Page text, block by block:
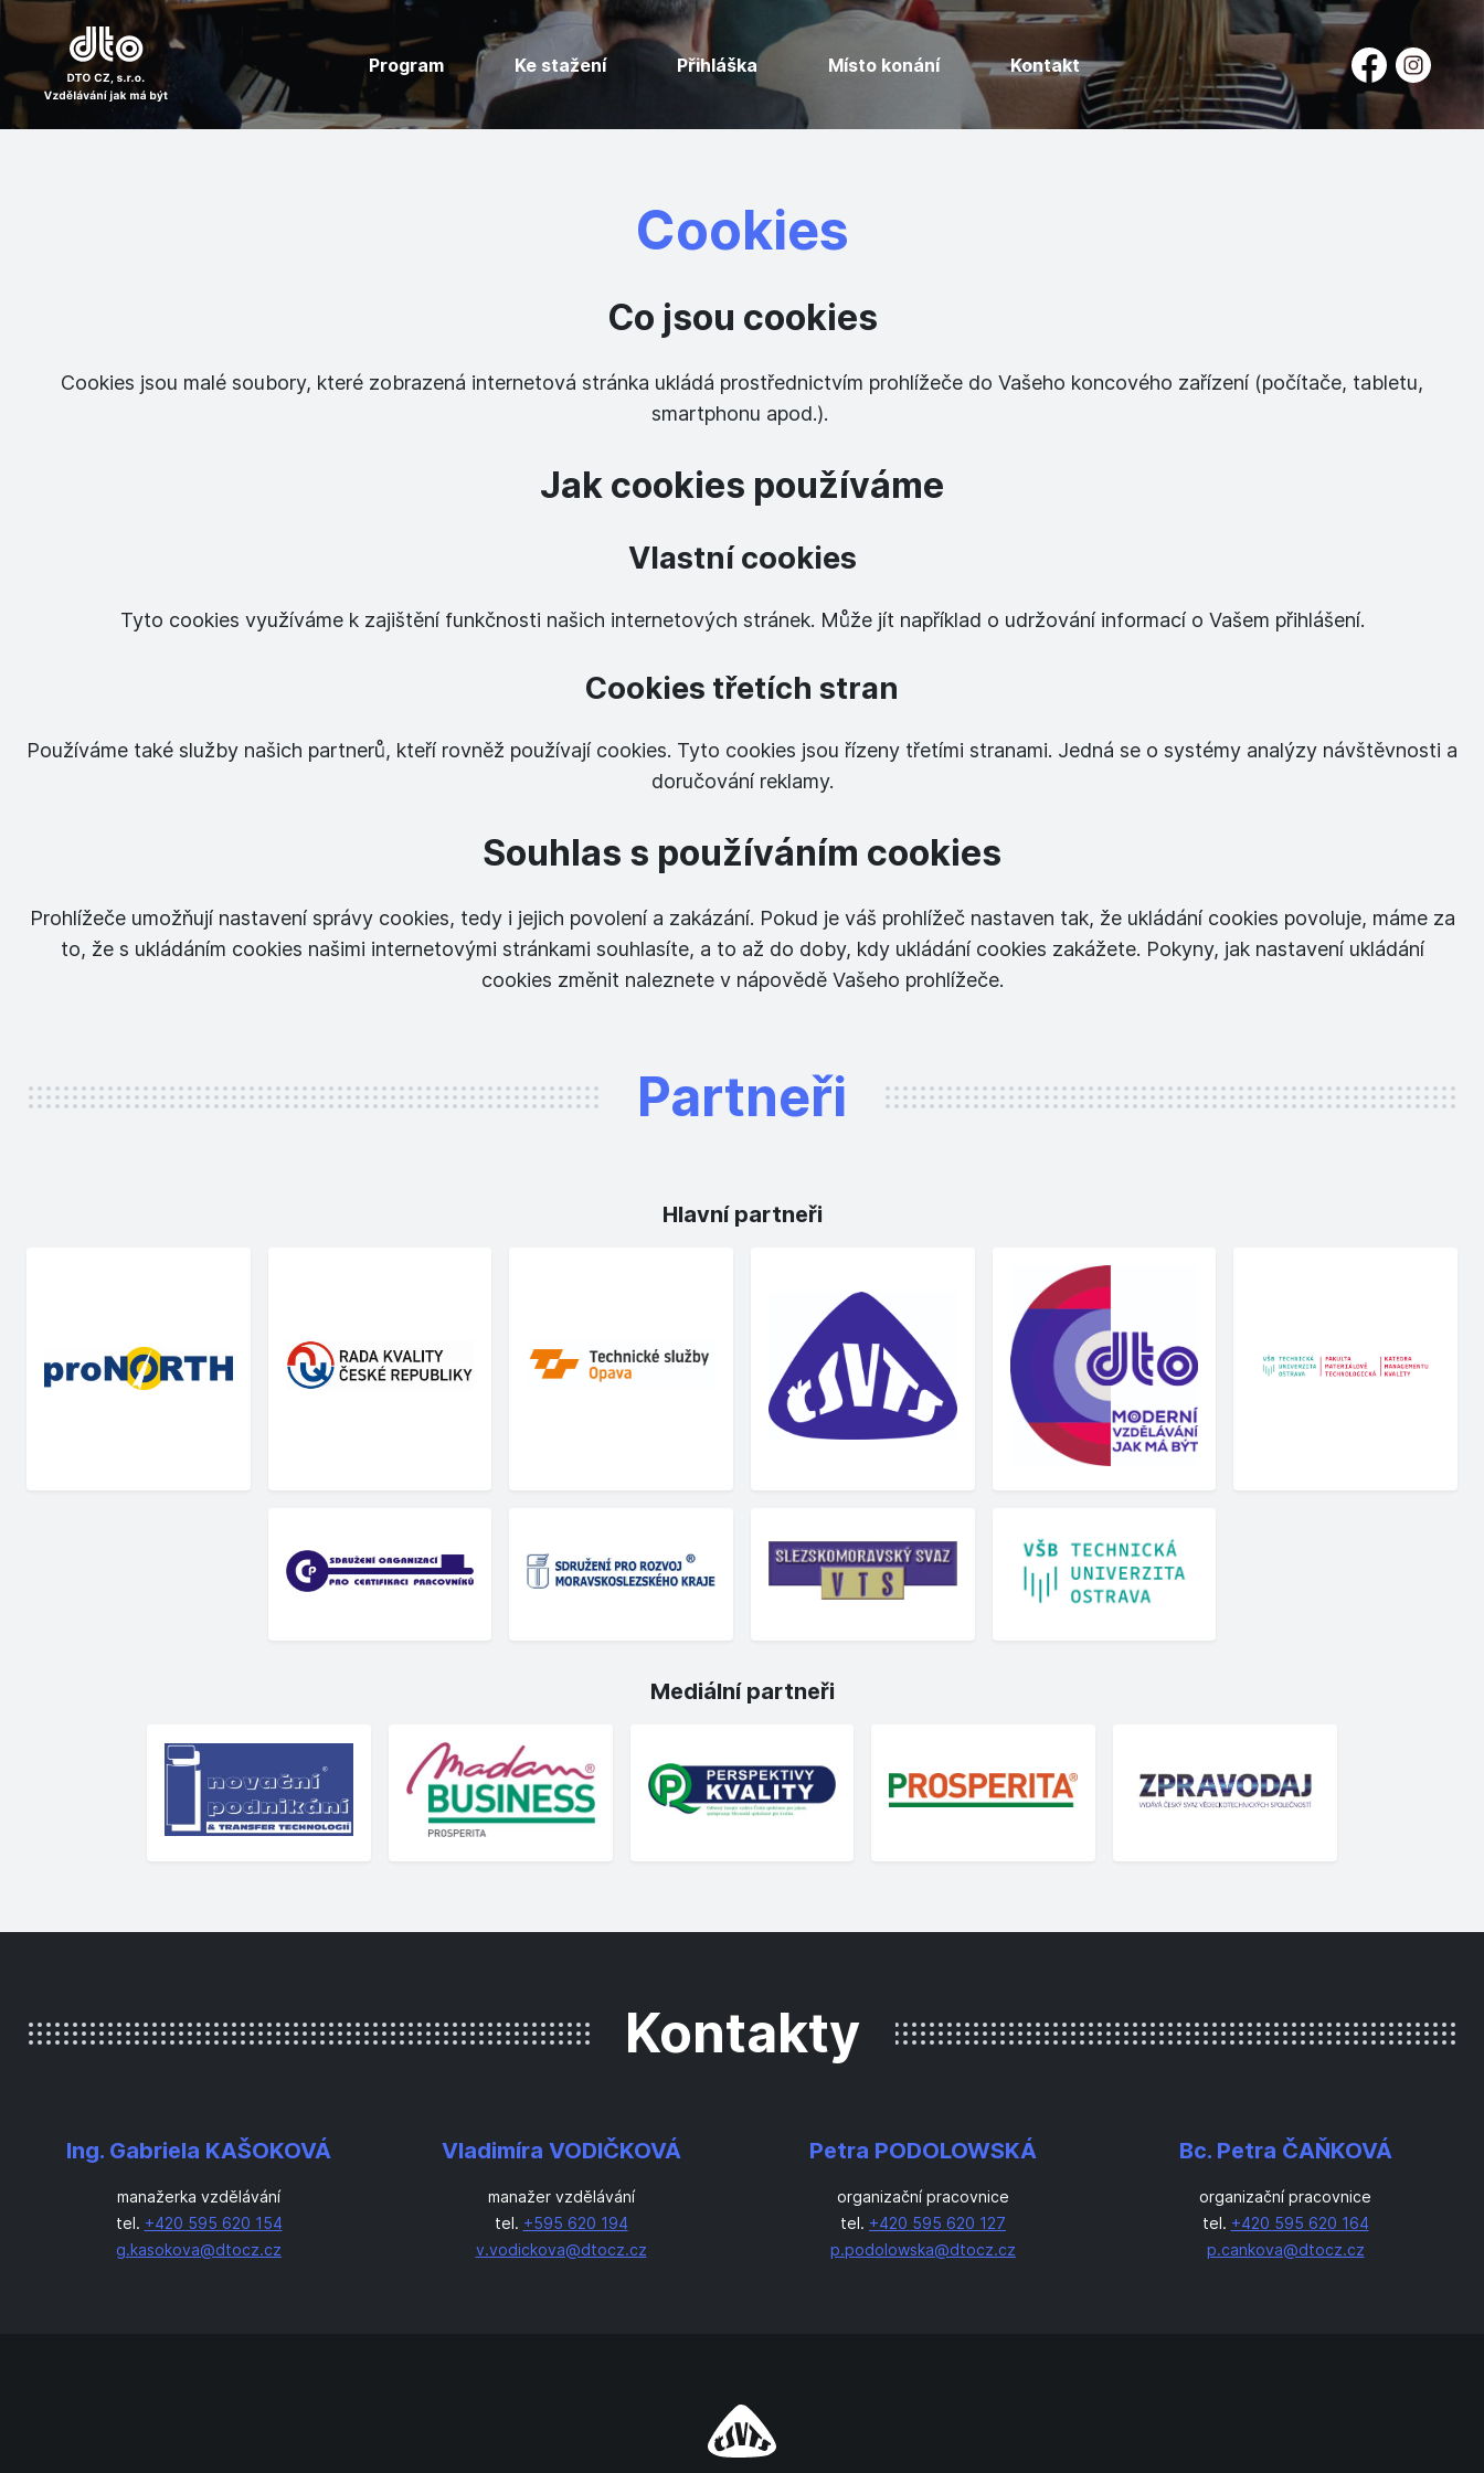
Program Ke stažení Přihláška Místo konání Kontakt
Cookies
Co jsou cookies
Cookies jsou malé soubory, které zobrazená internetová stránka ukládá prostřednictvím prohlížeče do Vašeho koncového zařízení (počítače, tabletu,
smartphonu apod.).
Jak cookies používáme
Vlastní cookies
Tyto cookies využíváme k zajištění funkčnosti našich internetových stránek. Může jít například o udržování informací o Vašem přihlášení.
Cookies třetích stran
Používáme také služby našich partnerů, kteří rovněž používají cookies. Tyto cookies jsou řízeny třetími stranami. Jedná se o systémy analýzy návštěvnosti a
doručování reklamy.
Souhlas s používáním cookies
Prohlížeče umožňují nastavení správy cookies, tedy i jejich povolení a zakázání. Pokud je váš prohlížeč nastaven tak, že ukládání cookies povoluje, máme za
to, že s ukládáním cookies našimi internetovými stránkami souhlasíte, a to až do doby, kdy ukládání cookies zakážete. Pokyny, jak nastavení ukládání
cookies změnit naleznete v nápovědě Vašeho prohlížeče.
Partneři
Hlavní partneři
Mediální partneři
Kontakty
Ing. Gabriela KAŠOKOVÁ
manažerka vzdělávání
tel. +420 595 620 154
g.kasokova@dtocz.cz
Vladimíra VODIČKOVÁ
manažer vzdělávání
tel. +595 620 194
v.vodickova@dtocz.cz
Petra PODOLOWSKÁ
organizační pracovnice
tel. +420 595 620 127
p.podolowska@dtocz.cz
Bc. Petra ČAŇKOVÁ
organizační pracovnice
tel. +420 595 620 164
p.cankova@dtocz.cz